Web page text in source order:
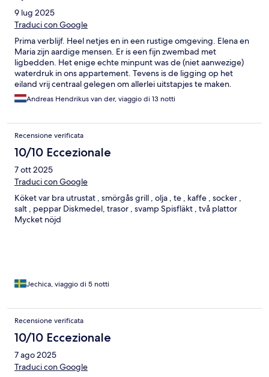
9 lug 2025
Traduci con Google
Prima verblijf. Heel netjes en in een rustige omgeving. Elena en
Maria zijn aardige mensen. Er is een fijn zwembad met
ligbedden. Het enige echte minpunt was de (niet aanwezige)
waterdruk in ons appartement. Tevens is de ligging op het
eiland vrij centraal gelegen om allerlei uitstapjes te maken.
Andreas Hendrikus van der, viaggio di 13 notti
Recensione verificata
10/10 Eccezionale
7 ott 2025
Traduci con Google
Köket var bra utrustat , smörgås grill , olja , te , kaffe , socker ,
salt , peppar Diskmedel, trasor , svamp Spisfläkt , två plattor
Mycket nöjd
Jechica, viaggio di 5 notti
Recensione verificata
10/10 Eccezionale
7 ago 2025
Traduci con Google